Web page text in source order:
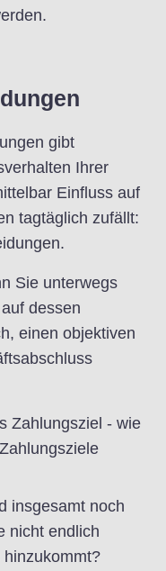
gibt
Ihrer
Einfluss auf
tagtäglich zufällt:
Sie unterwegs
dessen
einen objektiven
Zahlungsziel - wie
insgesamt noch
nicht endlich
hinzukommt?